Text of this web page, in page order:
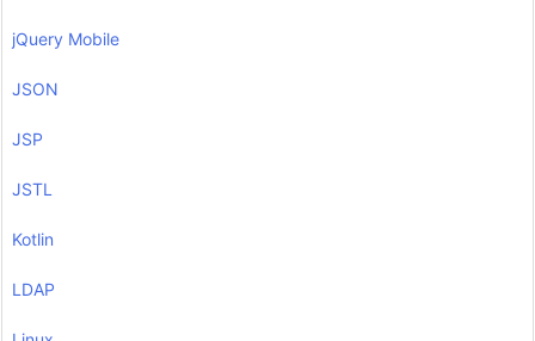
jQuery Mobile
JSON
JSP
JSTL
Kotlin
LDAP